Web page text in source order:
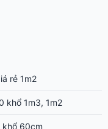
rẻ 1m2
khổ 1m3, 1m2
60cm